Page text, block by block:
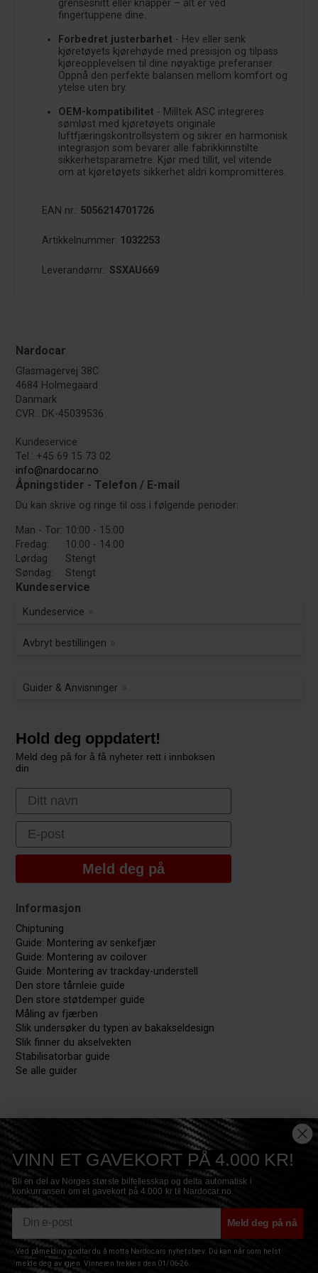
grensesnitt eller knapper – alt er ved
fingertuppene dine.
Forbedret justerbarhet - Hev eller senk
kjøretøyets kjørehøyde med presisjon og tilpass
kjøreopplevelsen til dine nøyaktige preferanser.
Oppnå den perfekte balansen mellom komfort og
ytelse uten bry.
OEM-kompatibilitet - Milltek ASC integreres
sømløst med kjøretøyets originale
luftfjæringskontrollsystem og sikrer en harmonisk
integrasjon som bevarer alle fabrikkinnstilte
sikkerhetsparametre. Kjør med tillit, vel vitende
om at kjøretøyets sikkerhet aldri kompromitteres.
EAN nr.: 5056214701726
Artikkelnummer: 1032253
Leverandørnr.: SSXAU669
Nardocar
Glasmagervej 38C
4684 Holmegaard
Danmark
CVR.: DK-45039536
Kundeservice
Tel.: +45 69 15 73 02
info@nardocar.no
Åpningstider - Telefon / E-mail
Du kan skrive og ringe til oss i følgende perioder:
Man - Tor: 10:00 - 15:00
Fredag:
10:00 - 14:00
Lørdag
Stengt
Søndag:
Stengt
Kundeservice
Kundeservice
Avbryt bestillingen
Guider & Anvisninger
Hold deg oppdatert!
Meld deg på for å få nyheter rett i innboksen
din
First Name
Email
Meld deg på
Informasjon
Chiptuning
Guide: Montering av senkefjær
Guide: Montering av coilover
Guide: Montering av trackday-understell
Den store tårnleie guide
Den store støtdemper guide
Måling av fjærben
Slik undersøker du typen av bakakseldesign
Slik finner du akselvekten
Stabilisatorbar guide
Se alle guider
Copyright © 2017 Nardocar ApS - All Rights Reserved
Privacy|Terms| Sitemap
VINN ET GAVEKORT PÅ 4.000 KR!
Bli en del av Norges største bilfellesskap og delta automatisk i
konkurransen om et gavekort på 4.000 kr til Nardocar.no.
Meld deg på nå
Ved påmelding godtar du å motta Nardocars nyhetsbrev. Du kan når som helst
melde deg av igjen. Vinneren trekkes den 01/06-26.